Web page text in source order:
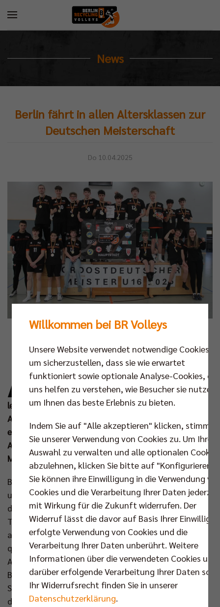
News
Berlin fährt in allen Altersklassen zur
Deutschen Meisterschaft
Do 10.04.2025
A uch im Volleyballnachwuchs befindet sich
die Saison 2024/2025 auf der Zielgeraden.
Am vergangenen Wochenende fanden die
letzten Nordostdeutschen Meisterschaften in den
Altersklassen U16 und U20 statt – mit einem
erfreulichen Resultat: Insgesamt fünf Berliner
Auswahlteams nehmen an den vier Deutschen
Meisterschaften im April und Mai teil.
Bereits im März standen in den Altersklassen U14
und U18 die Nordostdeutschen Meisterschaften auf
dem Programm. Dort gehen jeweils insgesamt sechs
Teams aus Berlin, Brandenburg und Sachsen-Anhalt
an den Start. Mit vier Siegen ohne Satzverlust
qualifizierte sich in der U14 das Berliner
Auswahlteam, das für die SG Rotation Prenzlauer
Berg (RPB) an den Start ging, äußerst souverän als
Sieger für die DM. Die SCC JUNIORS verbuchten nur
den 3. Platz, während sich der SC Potsdam als
Willkommen bei BR Volleys
Unsere Website verwendet notwendige Cookies,
um sicherzustellen, dass sie wie erwartet
funktioniert sowie optionale Analyse-Cookies, die
uns helfen zu verstehen, wie Besucher sie nutzen,
um Ihnen das beste Erlebnis zu bieten.
Indem Sie auf "Alle akzeptieren" klicken, stimmen
Sie unserer Verwendung von Cookies zu. Um Ihre
Auswahl zu verwalten und alle optionalen Cookies
abzulehnen, klicken Sie bitte auf "Konfigurieren".
Sie können ihre Einwilligung in die Verwendung
Cookies und die Verarbeitung Ihrer Daten
mit Wirkung für die Zukunft widerrufen. Der
Widerruf lässt die davor auf Basis Ihrer
erfolgte Verwendung von Cookies und die
Verarbeitung Ihrer Daten unberührt. Weitere
Informationen über die verwendeten Cookies und
darüber erfolgende Verarbeitung Ihrer Daten
Ihr Widerrufsrecht finden Sie in unserer
Datenschutzerklärung